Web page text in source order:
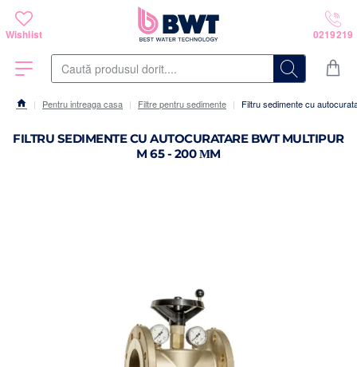
Caută
dorit....
FILTRU SEDIMENTE CU AUTOCURATARE BWT MULTIPUR
M 65 - 200 ΜM
home
Pentru intreaga casa Filtre pentru sedimente Filtru sedimente cu